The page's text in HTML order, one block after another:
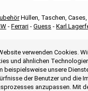
Hüllen, Taschen,
- Ferrari - Guess - Karl
verwenden Cookies.
und ähnlichen
beispielsweise unsere
der Benutzer und die
anzupassen. Mit